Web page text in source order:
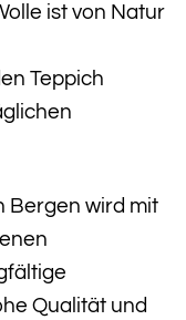
ist von Natur
Teppich
Bergen wird mit
Qualität und